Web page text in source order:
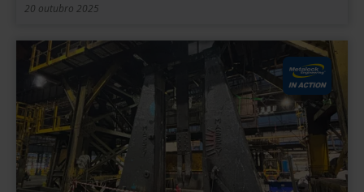
20 outubro 2025